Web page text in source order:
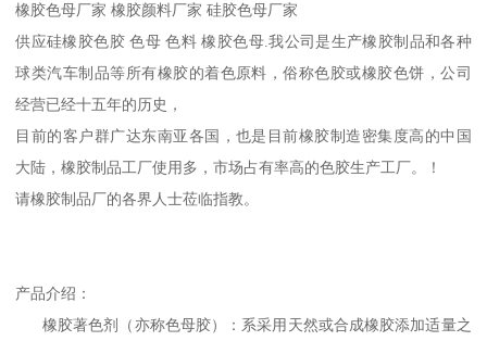
橡胶色母厂家 橡胶颜料厂家 硅胶色母厂家
供应硅橡胶色胶 色母 色料 橡胶色母.我公司是生产橡胶制品和各种
球类汽车制品等所有橡胶的着色原料，俗称色胶或橡胶色饼，公司
经营已经十五年的历史，
目前的客户群广达东南亚各国，也是目前橡胶制造密集度高的中国
大陆，橡胶制品工厂使用多，市场占有率高的色胶生产工厂。！
请橡胶制品厂的各界人士莅临指教。
产品介绍：
橡胶著色剂（亦称色母胶）：系采用天然或合成橡胶添加适量之